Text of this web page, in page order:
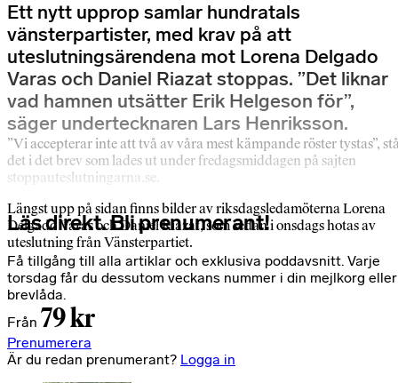
Ett nytt upprop samlar hundratals
vänsterpartister, med krav på att
uteslutningsärendena mot Lorena Delgado
Varas och Daniel Riazat stoppas. ”Det liknar
vad hamnen utsätter Erik Helgeson för”,
säger undertecknaren Lars Henriksson.
”Vi accepterar inte att två av våra mest kämpande röster tystas”,
det i det brev som lades ut under fredagsmiddagen på sajten
stoppauteslutningarna.se.
Längst upp på sidan finns bilder av riksdagsledamöterna Lorena
Delgado Varas och Daniel Riazat, som sedan i onsdags hotas av
uteslutning från Vänsterpartiet.
Läs direkt. Bli prenumerant!
Få tillgång till alla artiklar och exklusiva poddavsnitt. Varje
torsdag får du dessutom veckans nummer i din mejlkorg eller
brevlåda.
Från 79 kr
Prenumerera
Är du redan prenumerant? Logga in